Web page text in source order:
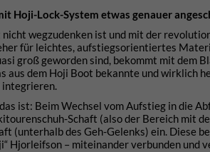
Hoji-Lock-System etwas genauer
wegzudenken ist und mit der
für leichtes, aufstiegsorientiertes
groß geworden sind, bekommt mit dem
aus dem Hoji Boot bekannte und wirklich
integrieren.
ist: Beim Wechsel vom Aufstieg in die
Schaft (also der Bereich mit
(unterhalb des Geh-Gelenks) ein. Diese
Hjorleifson – miteinander verbunden und